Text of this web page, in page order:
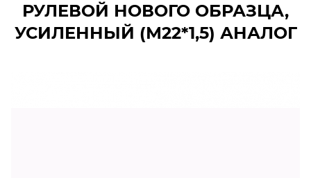
РУЛЕВОЙ НОВОГО ОБРАЗЦА,
УСИЛЕННЫЙ (М22*1,5) АНАЛОГ